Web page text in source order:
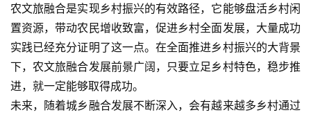
农文旅融合是实现乡村振兴的有效路径，它能够盘活乡村闲
置资源，带动农民增收致富，促进乡村全面发展，大量成功
实践已经充分证明了这一点。在全面推进乡村振兴的大背景
下，农文旅融合发展前景广阔，只要立足乡村特色，稳步推
进，就一定能够取得成功。
未来，随着城乡融合发展不断深入，会有越来越多乡村通过